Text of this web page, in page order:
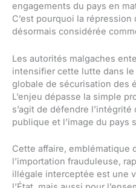
engagements du pays en
C’est pourquoi la
désormais considérée
Les autorités malgaches
intensifier cette lutte dans le
globale de sécurisation des
L’enjeu dépasse la simple
s’agit de défendre
publique et l’image du pays
Cette affaire, emblématique
l’importation frauduleuse,
illégale interceptée est une